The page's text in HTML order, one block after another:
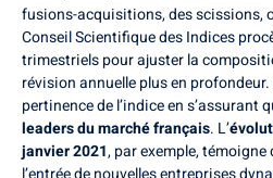
fusions-acquisitions, des scissions,
Conseil Scientifique des Indices
trimestriels pour ajuster la
révision annuelle plus en
pertinence de l’indice en s’assurant
leaders du marché français. L’
janvier 2021, par exemple,